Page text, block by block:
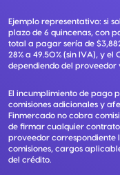
Ejemplo representativo: si
plazo de 6 quincenas, con
total a pagar sería de
28% a 49.50% (sin IVA), y el
dependiendo del proveedor
El incumplimiento de pago
comisiones adicionales y
Finmercado no cobra
de firmar cualquier
proveedor correspondiente
comisiones, cargos
del crédito.